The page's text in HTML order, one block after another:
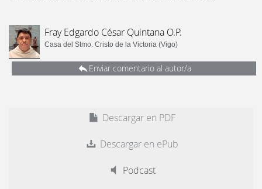
Fray Edgardo César Quintana O.P.
Casa del Stmo. Cristo de la Victoria (Vigo)
Enviar comentario al autor/a
Descargar en PDF
Descargar en ePub
Podcast